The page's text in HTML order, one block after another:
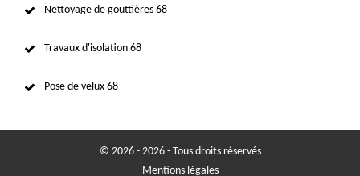
Nettoyage de gouttières 68
Travaux d'isolation 68
Pose de velux 68
© 2026 - 2026 - Tous droits réservés
Mentions légales